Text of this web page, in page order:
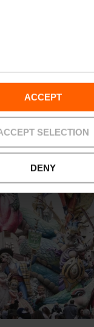
ACCEPT
SELECTION
DENY
€